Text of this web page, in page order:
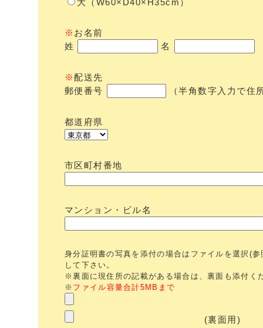
大（W60×D40×H35cm）
※ お名前
姓
名
※配送先
郵便番号
（半角数字入力で住
都道府県
市区町村番地
マンション・ビル名
身分証明書の写真を添付の場合はファイルを選択(
して下さい。
※裏面に現住所の記載がある場合は、裏面も添付く
※ ファイル容量合計5MBまで
(裏面用)